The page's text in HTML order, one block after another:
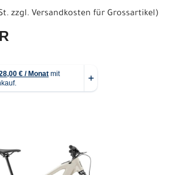
zzgl. Versandkosten für Grossartikel)